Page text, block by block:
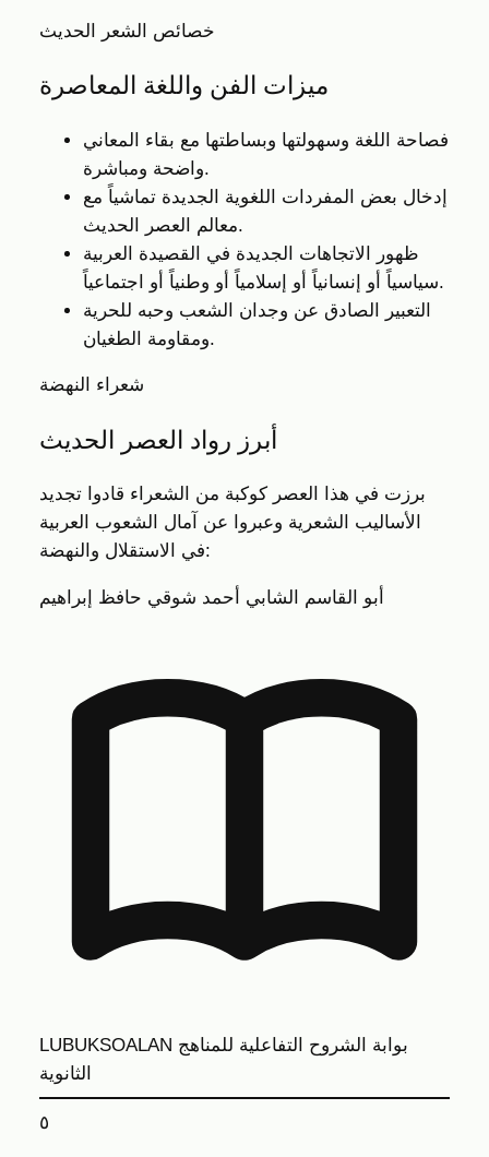
خصائص الشعر الحديث
ميزات الفن واللغة المعاصرة
فصاحة اللغة وسهولتها وبساطتها مع بقاء المعاني
واضحة ومباشرة.
إدخال بعض المفردات اللغوية الجديدة تماشياً مع
معالم العصر الحديث.
ظهور الاتجاهات الجديدة في القصيدة العربية
سياسياً أو إنسانياً أو إسلامياً أو وطنياً أو اجتماعياً.
التعبير الصادق عن وجدان الشعب وحبه للحرية
ومقاومة الطغيان.
شعراء النهضة
أبرز رواد العصر الحديث
برزت في هذا العصر كوكبة من الشعراء قادوا تجديد
الأساليب الشعرية وعبروا عن آمال الشعوب العربية
في الاستقلال والنهضة:
أبو القاسم الشابي أحمد شوقي حافظ إبراهيم
LUBUKSOALAN بوابة الشروح التفاعلية للمناهج
الثانوية
٥